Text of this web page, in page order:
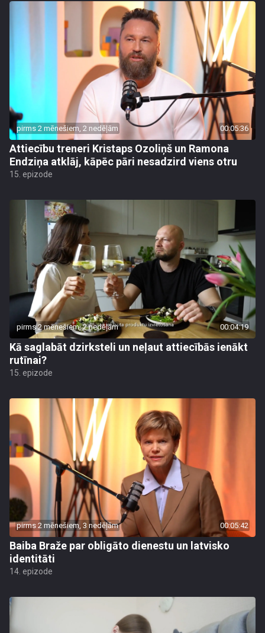
pirms 2 mēnešiem, 2 nedēļām 00:05:36
Attiecību treneri Kristaps Ozoliņš un Ramona
Endziņa atklāj, kāpēc pāri nesadzird viens otru
15. epizode
pirms 2 mēnešiem, 2 nedēļām 00:04:19
Kā saglabāt dzirksteli un neļaut attiecībās ienākt
rutīnai?
15. epizode
pirms 2 mēnešiem, 3 nedēļām 00:05:42
Baiba Braže par obligāto dienestu un latvisko
identitāti
14. epizode